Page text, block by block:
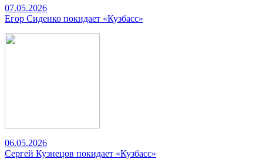
07.05.2026
Егор Сиденко покидает «Кузбасс»
06.05.2026
Сергей Кузнецов покидает «Кузбасс»